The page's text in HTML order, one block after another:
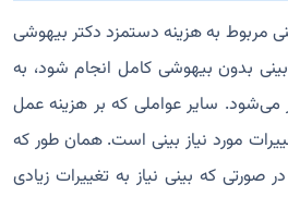
مربوط به هزینه دستمزد دکتر بیهوشی
بدون بیهوشی کامل انجام شود، به
سایر عواملی که بر هزینه عمل
مورد نیاز بینی است. همان طور که
که بینی نیاز به تغییرات زیادی